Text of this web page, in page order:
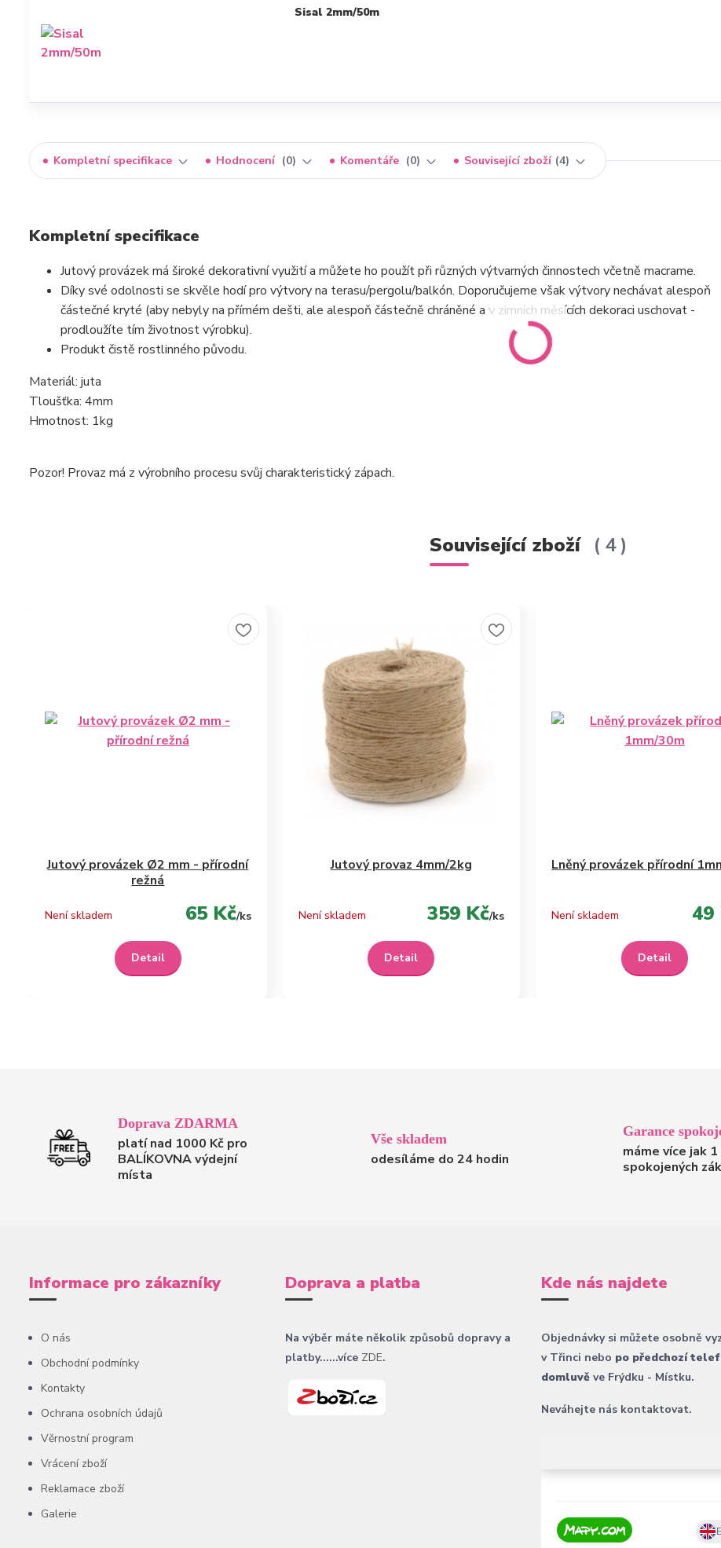
Sisal 2mm/50m
Kompletní specifikace Hodnocení 0 Komentáře 0 Související zboží 4
Kompletní specifikace
Jutový provázek má široké dekorativní využití a můžete ho použít při různých výtvarných činnostech včetně macrame.
Díky své odolnosti se skvěle hodí pro výtvory na terasu/pergolu/balkón. Doporučujeme však výtvory nechávat alespoň
částečné kryté (aby nebyly na přímém dešti, ale alespoň částečně chráněné a v zimních měsících dekoraci uschovat -
prodloužíte tím životnost výrobku).
Produkt čistě rostlinného původu.
Materiál: juta
Tloušťka: 4mm
Hmotnost: 1kg
Pozor! Provaz má z výrobního procesu svůj charakteristický zápach.
Související zboží 4
Jutový provázek Ø2 mm - přírodní
režná
65 Kč/ks
Není skladem
Detail
Jutový provaz 4mm/2kg
359 Kč/ks
Není skladem
Detail
Lněný provázek přírodní
49
Není skladem
Detail
Doprava ZDARMA
platí nad 1000 Kč pro
BALÍKOVNA výdejní
místa
Vše skladem
odesíláme do 24 hodin
Garance
máme více jak
spokojených
Informace pro zákazníky
O nás
Obchodní podmínky
Kontakty
Ochrana osobních údajů
Věrnostní program
Vrácení zboží
Reklamace zboží
Galerie
Doprava a platba
Na výběr máte několik způsobů dopravy a
platby......více ZDE.
Kde nás najdete
Objednávky si můžete osobně
v Třinci nebo po předchozí
domluvě ve Frýdku - Místku.
Neváhejte nás kontaktovat.